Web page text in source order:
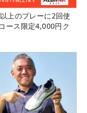
上のプレーに2回使
ース限定4,000円ク